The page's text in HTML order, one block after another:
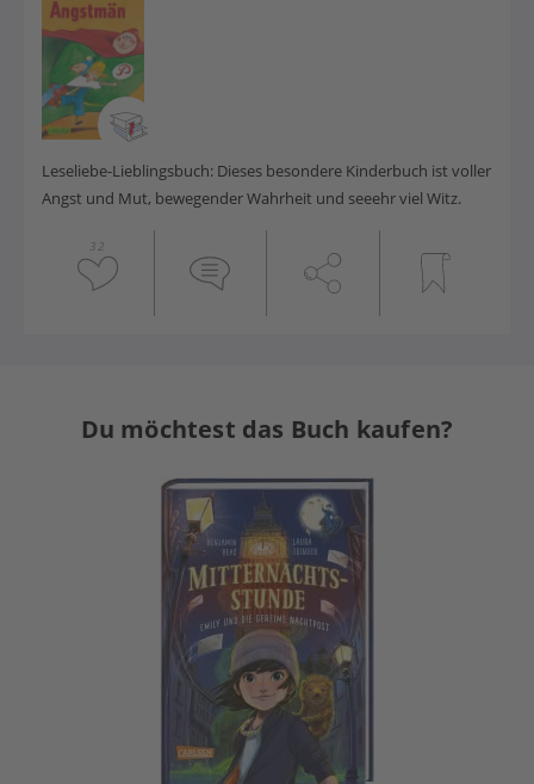
Leseliebe-Lieblingsbuch: Dieses besondere Kinderbuch ist voller
Angst und Mut, bewegender Wahrheit und seeehr viel Witz.
32
Du möchtest das Buch kaufen?